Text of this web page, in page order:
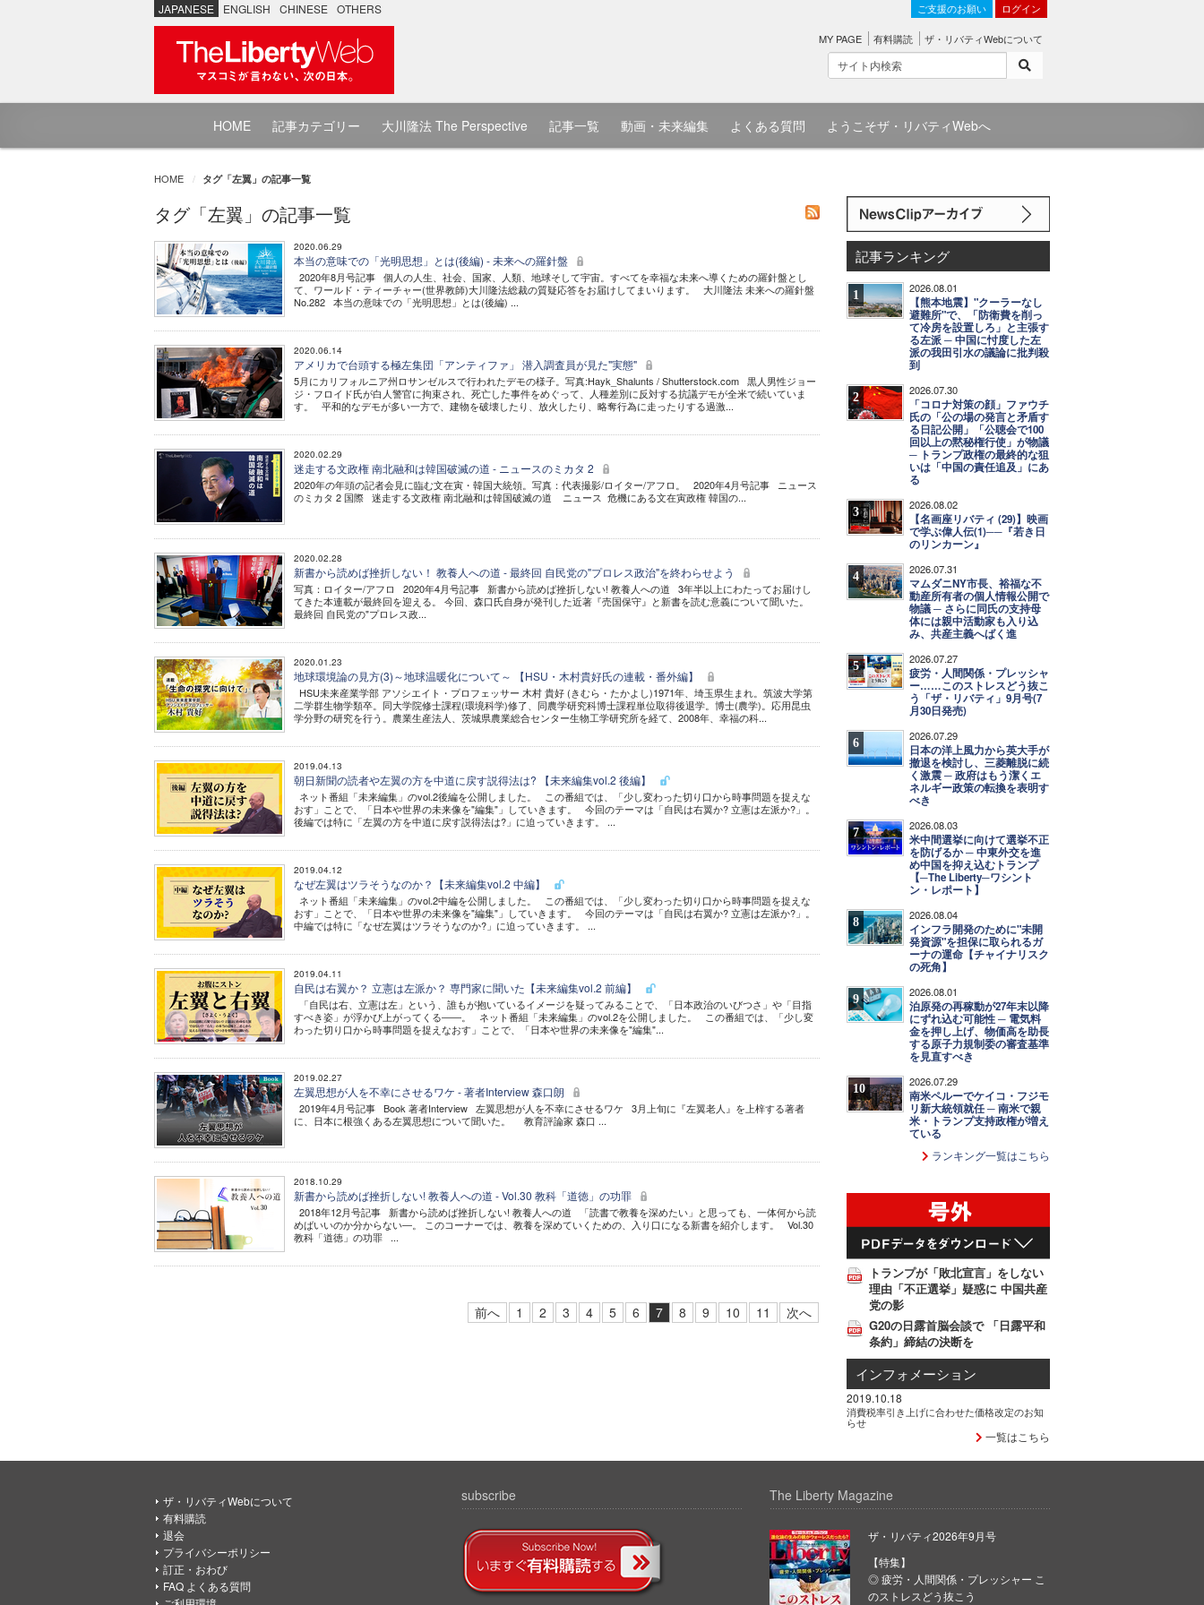
JAPANESE ENGLISH CHINESE OTHERS ご支援のお願い ログイン
MY PAGE 有料購読 ザ・リバティWebについて
HOME 記事カテゴリー 大川隆法 The Perspective 記事一覧 動画・未来編集 よくある質問 ようこそザ・リバティWebへ
HOME タグ「左翼」の記事一覧
タグ「左翼」の記事一覧
2020.06.29
本当の意味での「光明思想」とは(後編) - 未来への羅針盤
2020年8月号記事 個人の人生、社会、国家、人類、地球そして宇宙。すべてを幸福な未来へ導くための羅針盤とし
て、ワールド・ティーチャー(世界教師)大川隆法総裁の質疑応答をお届けしてまいります。 大川隆法 未来への羅針盤
No.282 本当の意味での「光明思想」とは(後編) ...
2020.06.14
アメリカで台頭する極左集団「アンティファ」 潜入調査員が見た"実態"
5月にカリフォルニア州ロサンゼルスで行われたデモの様子。写真:Hayk_Shalunts / Shutterstock.com 黒人男性ジョー
ジ・フロイド氏が白人警官に拘束され、死亡した事件をめぐって、人種差別に反対する抗議デモが全米で続いていま
す。 平和的なデモが多い一方で、建物を破壊したり、放火したり、略奪行為に走ったりする過激...
2020.02.29
迷走する文政権 南北融和は韓国破滅の道 - ニュースのミカタ 2
2020年の年頭の記者会見に臨む文在寅・韓国大統領。写真：代表撮影/ロイター/アフロ。 2020年4月号記事 ニュース
のミカタ 2 国際 迷走する文政権 南北融和は韓国破滅の道 ニュース 危機にある文在寅政権 韓国の...
2020.02.28
新書から読めば挫折しない！ 教養人への道 - 最終回 自民党の"プロレス政治"を終わらせよう
写真：ロイター/アフロ 2020年4月号記事 新書から読めば挫折しない! 教養人への道 3年半以上にわたってお届けし
てきた本連載が最終回を迎える。 今回、森口氏自身が発刊した近著『売国保守』と新書を読む意義について聞いた。
最終回 自民党の"プロレス政...
2020.01.23
地球環境論の見方(3)～地球温暖化について～ 【HSU・木村貴好氏の連載・番外編】
HSU未来産業学部 アソシエイト・プロフェッサー 木村 貴好 (きむら・たかよし)1971年、埼玉県生まれ。筑波大学第
二学群生物学類卒。同大学院修士課程(環境科学)修了、同農学研究科博士課程単位取得後退学。博士(農学)。応用昆虫
学分野の研究を行う。農業生産法人、茨城県農業総合センター生物工学研究所を経て、2008年、幸福の科...
2019.04.13
朝日新聞の読者や左翼の方を中道に戻す説得法は? 【未来編集vol.2 後編】
ネット番組「未来編集」のvol.2後編を公開しました。 この番組では、「少し変わった切り口から時事問題を捉えな
おす」ことで、「日本や世界の未来像を"編集"」していきます。 今回のテーマは「自民は右翼か? 立憲は左派か?」。
後編では特に「左翼の方を中道に戻す説得法は?」に迫っていきます。 ...
2019.04.12
なぜ左翼はツラそうなのか？【未来編集vol.2 中編】
ネット番組「未来編集」のvol.2中編を公開しました。 この番組では、「少し変わった切り口から時事問題を捉えな
おす」ことで、「日本や世界の未来像を"編集"」していきます。 今回のテーマは「自民は右翼か? 立憲は左派か?」。
中編では特に「なぜ左翼はツラそうなのか?」に迫っていきます。 ...
2019.04.11
自民は右翼か？ 立憲は左派か？ 専門家に聞いた【未来編集vol.2 前編】
「自民は右、立憲は左」という、誰もが抱いているイメージを疑ってみることで、「日本政治のいびつさ」や「目指
すべき姿」が浮かび上がってくる――。 ネット番組「未来編集」のvol.2を公開しました。 この番組では、「少し変
わった切り口から時事問題を捉えなおす」ことで、「日本や世界の未来像を"編集"...
2019.02.27
左翼思想が人を不幸にさせるワケ - 著者Interview 森口朗
2019年4月号記事 Book 著者Interview 左翼思想が人を不幸にさせるワケ 3月上旬に『左翼老人』を上梓する著者
に、日本に根強くある左翼思想について聞いた。 教育評論家 森口 ...
2018.10.29
新書から読めば挫折しない! 教養人への道 - Vol.30 教科「道徳」の功罪
2018年12月号記事 新書から読めば挫折しない! 教養人への道 「読書で教養を深めたい」と思っても、一体何から読
めばいいのか分からない―。 このコーナーでは、教養を深めていくための、入り口になる新書を紹介します。 Vol.30
教科「道徳」の功罪 ...
前へ 1 2 3 4 5 6 7 8 9 10 11 次へ
記事ランキング
1 2026.08.01
【熊本地震】"クーラーなし
避難所"で、「防衛費を削っ
て冷房を設置しろ」と主張す
る左派 ─ 中国に忖度した左
派の我田引水の議論に批判殺
到
2 2026.07.30
「コロナ対策の顔」ファウチ
氏の「公の場の発言と矛盾す
る日記公開」「公聴会で100
回以上の黙秘権行使」が物議
─ トランプ政権の最終的な狙
いは「中国の責任追及」にあ
る
3 2026.08.02
【名画座リバティ (29)】映画
で学ぶ偉人伝(1)──『若き日
のリンカーン』
4 2026.07.31
マムダニNY市長、裕福な不
動産所有者の個人情報公開で
物議 ─ さらに同氏の支持母
体には親中活動家も入り込
み、共産主義へばく進
5 2026.07.27
疲労・人間関係・プレッシャ
ー……このストレスどう抜こ
う「ザ・リバティ」9月号(7
月30日発売)
6 2026.07.29
日本の洋上風力から英大手が
撤退を検討し、三菱離脱に続
く激震 ─ 政府はもう潔くエ
ネルギー政策の転換を表明す
べき
7 2026.08.03
米中間選挙に向けて選挙不正
を防げるか ─ 中東外交を進
め中国を抑え込むトランプ
【─The Liberty─ワシント
ン・レポート】
8 2026.08.04
インフラ開発のために"未開
発資源"を担保に取られるガ
ーナの運命【チャイナリスク
の死角】
9 2026.08.01
泊原発の再稼動が27年末以降
にずれ込む可能性 ─ 電気料
金を押し上げ、物価高を助長
する原子力規制委の審査基準
を見直すべき
10 2026.07.29
南米ペルーでケイコ・フジモ
リ新大統領就任 ─ 南米で親
米・トランプ支持政権が増え
ている
ランキング一覧はこちら
トランプが「敗北宣言」をしない
理由「不正選挙」疑惑に 中国共産
党の影
G20の日露首脳会談で 「日露平和
条約」締結の決断を
インフォメーション
2019.10.18
消費税率引き上げに合わせた価格改定のお知
らせ
一覧はこちら
ザ・リバティWebについて
有料購読
退会
プライバシーポリシー
訂正・おわび
FAQ よくある質問
subscribe The Liberty Magazine
ザ・リバティ2026年9月号
【特集】
◎ 疲労・人間関係・プレッシャー こ
のストレスどう抜こう